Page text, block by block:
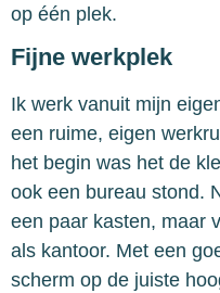
op één plek.
Fijne werkplek
Ik werk vanuit mijn
een ruime, eigen
het begin was het de
ook een bureau stond.
een paar kasten, maar
als kantoor. Met een
scherm op de juiste